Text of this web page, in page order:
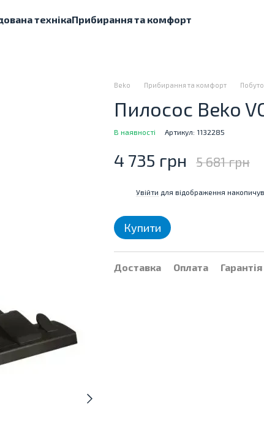
технікаПрибирання та комфорт
Beko Прибирання та комфорт
Пилосос Beko
В наявності Артикул: 1132285
4 735 грн 5 681 грн
Увійти для відображення
Купити
Доставка Оплата Гарантія